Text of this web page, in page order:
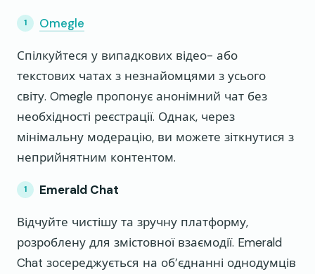
Omegle
Спілкуйтеся у випадкових відео- або
текстових чатах з незнайомцями з усього
світу. Omegle пропонує анонімний чат без
необхідності реєстрації. Однак, через
мінімальну модерацію, ви можете зіткнутися з
неприйнятним контентом.
Emerald Chat
Відчуйте чистішу та зручну платформу,
розроблену для змістовної взаємодії. Emerald
Chat зосереджується на об’єднанні однодумців